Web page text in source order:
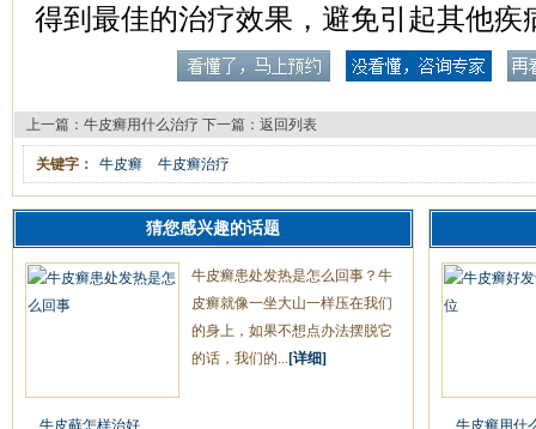
得到最佳的治疗效果，避免引起其他疾
上一篇： 牛皮癣用什么治疗 下一篇： 返回列表
关键字： 牛皮癣 牛皮癣治疗
猜您感兴趣的话题
牛皮癣患处发热是怎么回事？牛
皮癣就像一坐大山一样压在我们
的身上，如果不想点办法摆脱它
的话，我们的... [详细]
牛皮藓怎样治好
牛皮癣用什